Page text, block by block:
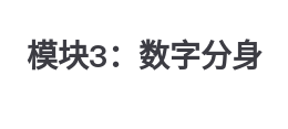
模块3：数字分身